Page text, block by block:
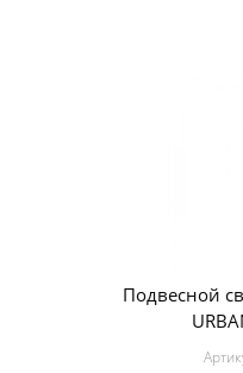
Подвесной